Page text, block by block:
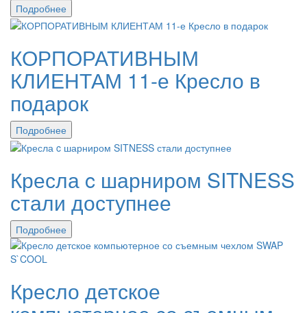
Подробнее
КОРПОРАТИВНЫМ
КЛИЕНТАМ 11-е Кресло в
подарок
Подробнее
Кресла c шарниром SITNESS
стали доступнее
Подробнее
Кресло детское